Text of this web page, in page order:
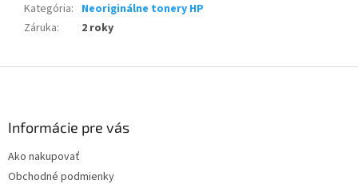
Kategória: Neoriginálne tonery HP
Záruka: 2 roky
Informácie pre vás
Ako nakupovať
Obchodné podmienky